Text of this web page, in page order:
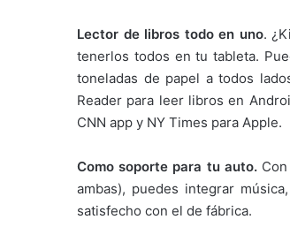
Lector de libros todo en uno.
tenerlos todos en tu tableta.
toneladas de papel a todos
Reader para leer libros en
CNN app y NY Times para Apple.
Como soporte para tu auto.Con
ambas), puedes integrar
satisfecho con el de fábrica.